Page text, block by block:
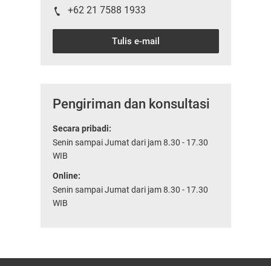
+62 21 7588 1933
Tulis e-mail
Pengiriman dan konsultasi
Secara pribadi:
Senin sampai Jumat dari jam 8.30 - 17.30
WIB
Online:
Senin sampai Jumat dari jam 8.30 - 17.30
WIB